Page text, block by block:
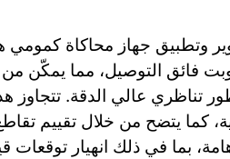
وتطبيق جهاز محاكاة
على 69 كيوبت فائق التوصيل، مما
تناظري عالي الدقة. تتجاوز
كما يتضح من خلال تقييم